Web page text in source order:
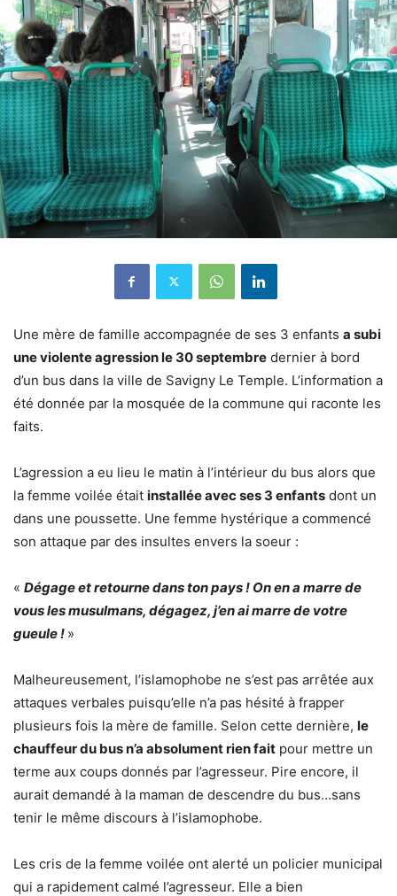
Une mère de famille accompagnée de ses 3 enfants a subi
une violente agression le 30 septembre dernier à bord
d’un bus dans la ville de Savigny Le Temple. L’information a
été donnée par la mosquée de la commune qui raconte les
faits.
L’agression a eu lieu le matin à l’intérieur du bus alors que
la femme voilée était installée avec ses 3 enfants dont un
dans une poussette. Une femme hystérique a commencé
son attaque par des insultes envers la soeur :
« Dégage et retourne dans ton pays ! On en a marre de
vous les musulmans, dégagez, j’en ai marre de votre
gueule ! »
Malheureusement, l’islamophobe ne s’est pas arrêtée aux
attaques verbales puisqu’elle n’a pas hésité à frapper
plusieurs fois la mère de famille. Selon cette dernière, le
chauffeur du bus n’a absolument rien fait pour mettre un
terme aux coups donnés par l’agresseur. Pire encore, il
aurait demandé à la maman de descendre du bus…sans
tenir le même discours à l’islamophobe.
Les cris de la femme voilée ont alerté un policier municipal
qui a rapidement calmé l’agresseur. Elle a bien